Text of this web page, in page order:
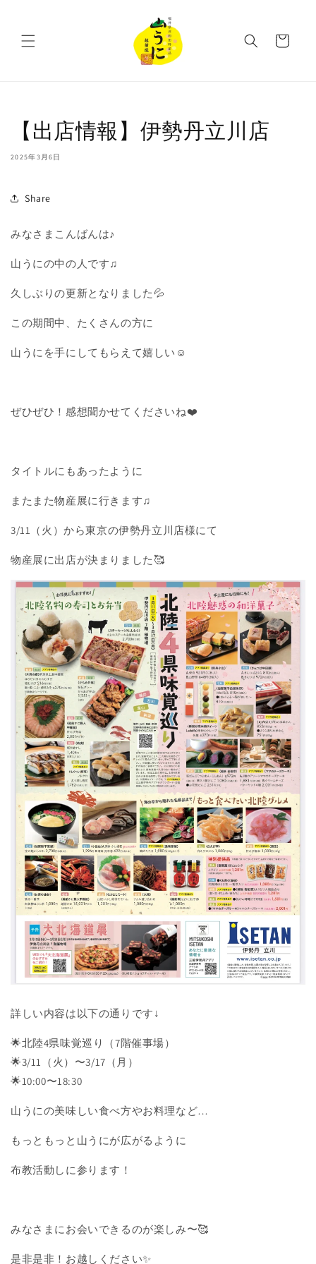
ー
【出店情報】伊勢丹立川店
2025年3月6日
Share
みなさまこんばんは♪
山うにの中の人です♫
久しぶりの更新となりました💦
この期間中、たくさんの方に
山うにを手にしてもらえて嬉しい☺️
ぜひぜひ！感想聞かせてくださいね❤️
タイトルにもあったように
またまた物産展に行きます♫
3/11（火）から東京の伊勢丹立川店様にて
物産展に出店が決まりました🥰
詳しい内容は以下の通りです↓
🌟北陸4県味覚巡り（7階催事場）
🌟3/11（火）〜3/17（月）
🌟10:00〜18:30
山うにの美味しい食べ方やお料理など…
もっともっと山うにが広がるように
布教活動しに参ります！
みなさまにお会いできるのが楽しみ〜🥰
是非是非！お越しください✨